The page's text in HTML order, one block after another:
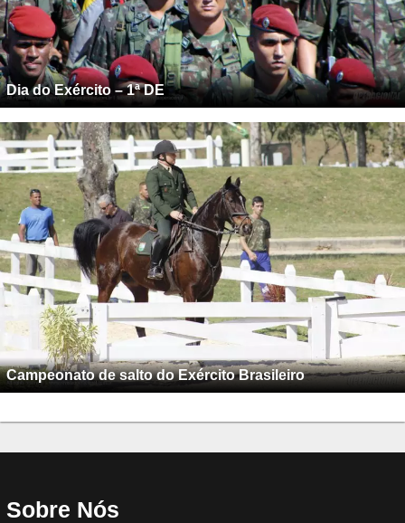
Dia do Exército – 1ª DE
Campeonato de salto do Exército Brasileiro
Sobre Nós